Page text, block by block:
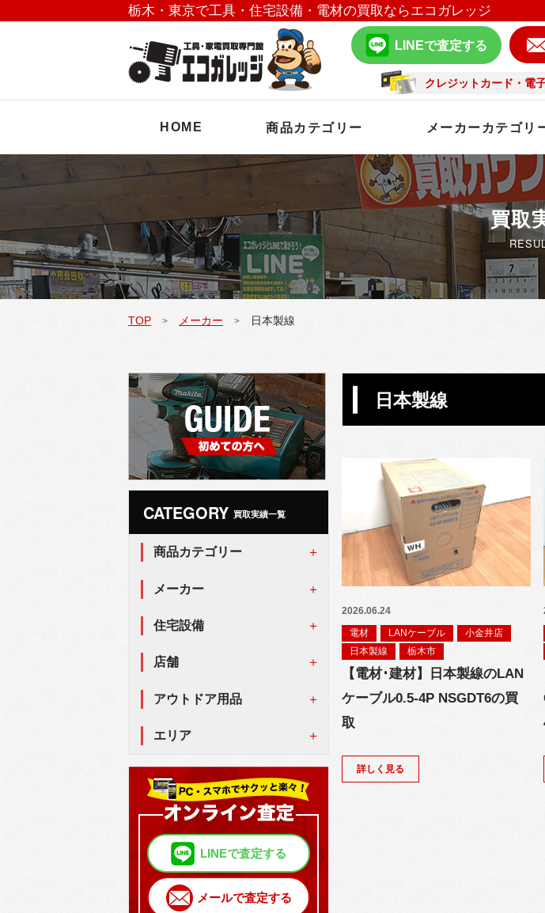
栃木・東京で工具・住宅設備・電材の買取ならエコガレッジ
LINEで査定する
クレジットカード・電
HOME 商品カテゴリー メーカーカテゴリ
買取
TOP > メーカー > 日本製線
日本製線
2026.06.24
電材
LANケーブル
小金井店
日本製線
栃木市
【電材･建材】日本製線のLAN
ケーブル0.5-4P NSGDT6の買
取
詳しく見る
CATEGORY 買取実績一覧
商品カテゴリー
メーカー
住宅設備
店舗
アウトドア用品
エリア
LINEで査定する
メールで査定する